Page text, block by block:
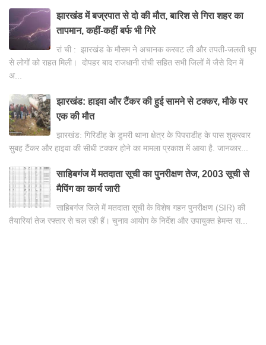
झारखंड में बज्रपात से दो की मौत, बारिश से गिरा शहर का
तापमान, कहीं-कहीं बर्फ भी गिरे
रां ची : झारखंड के मौसम ने अचानक करवट ली और तपती-जलती धूप
से लोगों को राहत मिली। दोपहर बाद राजधानी रांची सहित सभी जिलों में जैसे दिन में
अ...
झारखंड: हाइवा और टैंकर की हुई सामने से टक्कर, मौके पर
एक की मौत
झारखंड: गिरिडीह के डुमरी थाना क्षेत्र के पिपराडीह के पास शुक्रवार
सुबह टैंकर और हाइवा की सीधी टक्कर होने का मामला प्रकाश में आया है. जानकार...
साहिबगंज में मतदाता सूची का पुनरीक्षण तेज, 2003 सूची से
मैपिंग का कार्य जारी
साहिबगंज जिले में मतदाता सूची के विशेष गहन पुनरीक्षण (SIR) की
तैयारियां तेज रफ्तार से चल रही हैं। चुनाव आयोग के निर्देश और उपायुक्त हेमन्त स...